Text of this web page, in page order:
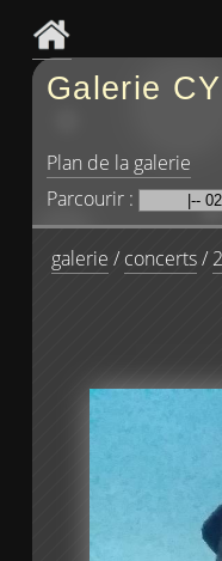
Galerie
Plan de la galerie
Parcourir :
galerie / concerts/